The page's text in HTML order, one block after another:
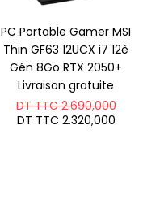
PC Portable Gamer MSI
Thin GF63 12UCX i7 12è
Gén 8Go RTX 2050+
Livraison gratuite
DT TTC2.690,000Le
DT TTC 2.320,000Le